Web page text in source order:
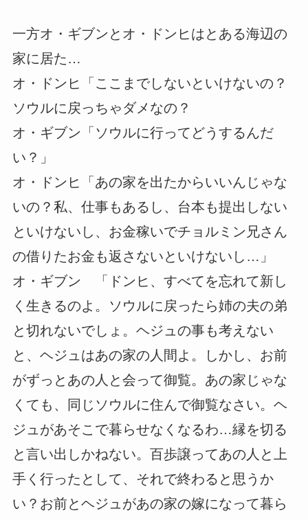
一方オ・ギブンとオ・ドンヒはとある海辺の
家に居た…
オ・ドンヒ「ここまでしないといけないの？
ソウルに戻っちゃダメなの？
オ・ギブン「ソウルに行ってどうするんだ
い？」
オ・ドンヒ「あの家を出たからいいんじゃな
いの？私、仕事もあるし、台本も提出しない
といけないし、お金稼いでチョルミン兄さん
の借りたお金も返さないといけないし…」
オ・ギブン 「ドンヒ、すべてを忘れて新し
く生きるのよ。ソウルに戻ったら姉の夫の弟
と切れないでしょ。ヘジュの事も考えない
と、ヘジュはあの家の人間よ。しかし、お前
がずっとあの人と会って御覧。あの家じゃな
くても、同じソウルに住んで御覧なさい。ヘ
ジュがあそこで暮らせなくなるわ…縁を切る
と言い出しかねない。百歩譲ってあの人と上
手く行ったとして、それで終わると思うか
い？お前とヘジュがあの家の嫁になって暮ら